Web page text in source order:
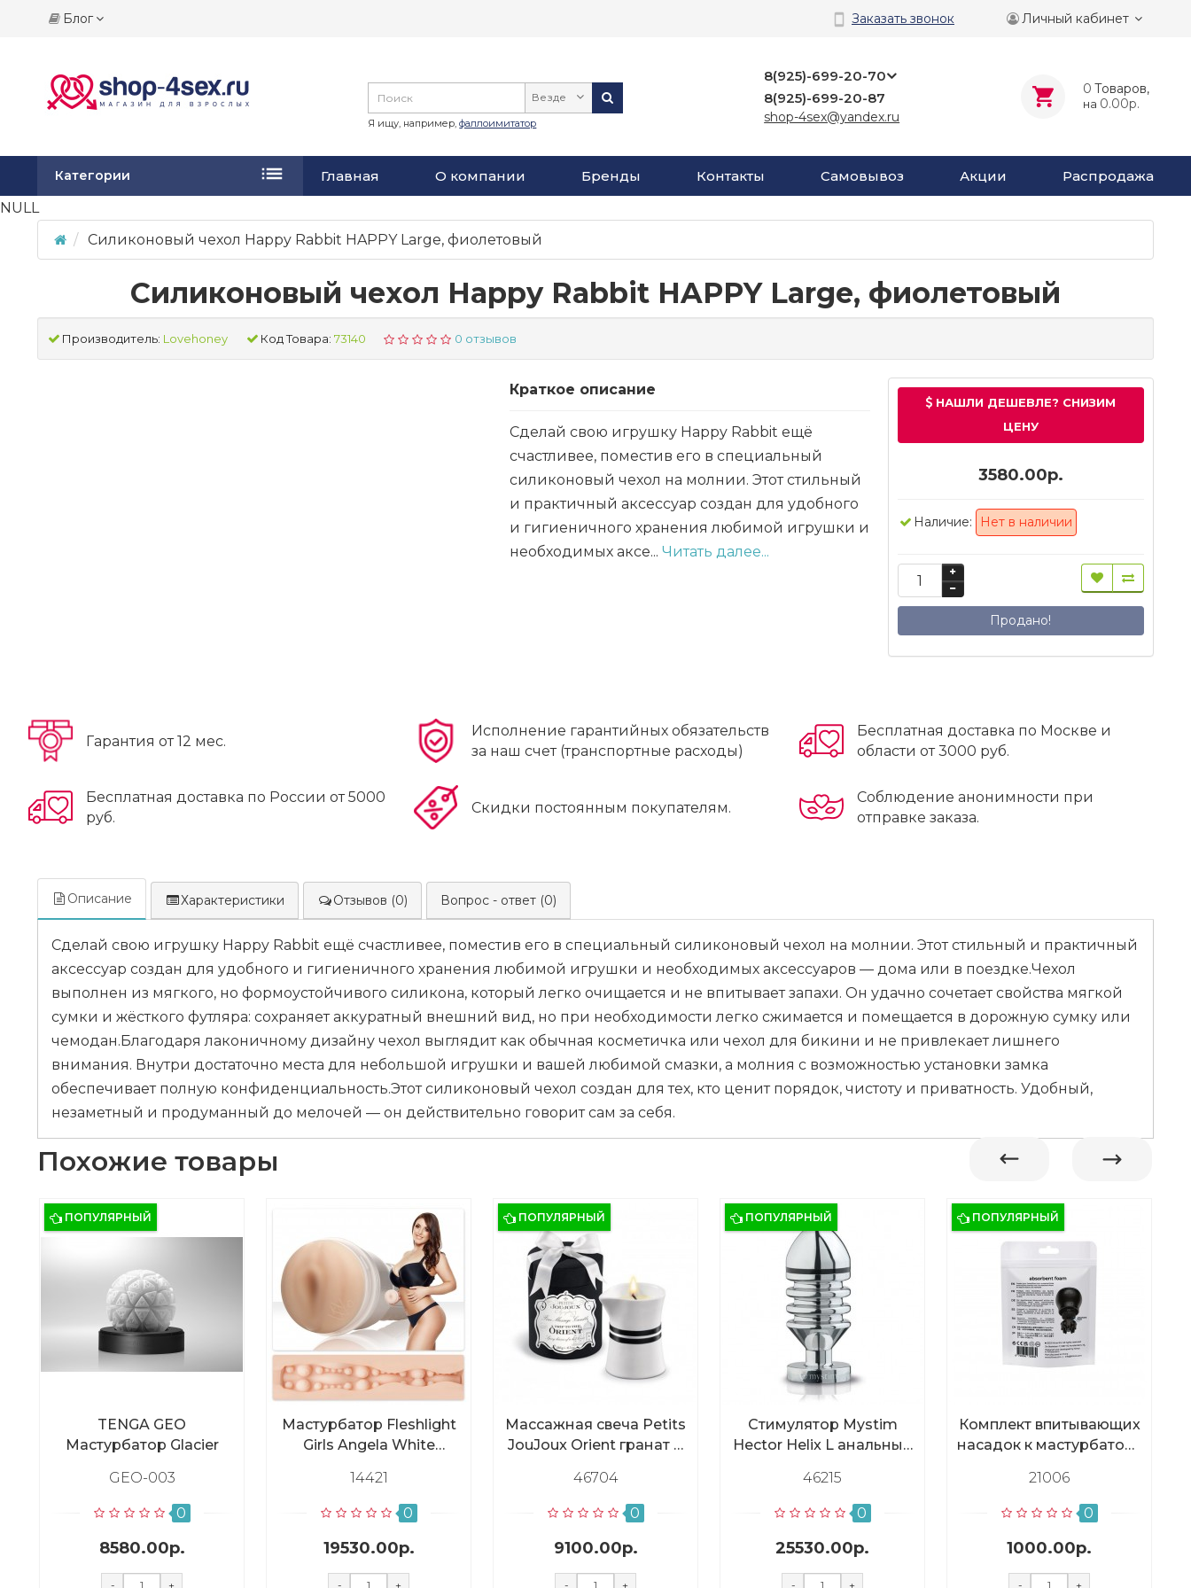
Блог Заказать звонок Личный кабинет
8(925)-699-20-70
8(925)-699-20-87
shop-4sex@yandex.ru
0 Tоваров,
на 0.00р.
Везде
Я ищу, например,фаллоимитатор
Главная О компании Бренды Контакты Самовывоз Акции Распродажа
Категории
NULL
Силиконовый чехол Happy Rabbit HAPPY Large, фиолетовый
Силиконовый чехол Happy Rabbit HAPPY Large, фиолетовый
Производитель: Lovehoney Код Товара: 73140 0 отзывов
Краткое описание
Сделай свою игрушку Happy Rabbit ещё
счастливее, поместив его в специальный
силиконовый чехол на молнии. Этот стильный
и практичный аксессуар создан для удобного
и гигиеничного хранения любимой игрушки и
необходимых аксе...Читать далее...
НАШЛИ ДЕШЕВЛЕ? СНИЗИМ
ЦЕНУ
3580.00р.
Наличие: Нет в наличии
Продано!
Гарантия от 12 мес.
Исполнение гарантийных обязательств
за наш счет (транспортные расходы)
Бесплатная доставка по Москве и
области от 3000 руб.
Бесплатная доставка по России от 5000
руб.
Скидки постоянным покупателям.
Соблюдение анонимности при
отправке заказа.
Описание Характеристики Отзывов (0) Вопрос - ответ (0)
Сделай свою игрушку Happy Rabbit ещё счастливее, поместив его в специальный силиконовый чехол на молнии. Этот стильный и практичный
аксессуар создан для удобного и гигиеничного хранения любимой игрушки и необходимых аксессуаров — дома или в поездке.Чехол
выполнен из мягкого, но формоустойчивого силикона, который легко очищается и не впитывает запахи. Он удачно сочетает свойства мягкой
сумки и жёсткого футляра: сохраняет аккуратный внешний вид, но при необходимости легко сжимается и помещается в дорожную сумку или
чемодан.Благодаря лаконичному дизайну чехол выглядит как обычная косметичка или чехол для бикини и не привлекает лишнего
внимания. Внутри достаточно места для небольшой игрушки и вашей любимой смазки, а молния с возможностью установки замка
обеспечивает полную конфиденциальность.Этот силиконовый чехол создан для тех, кто ценит порядок, чистоту и приватность. Удобный,
незаметный и продуманный до мелочей — он действительно говорит сам за себя.
Похожие товары
ПОПУЛЯРНЫЙ
TENGA GEO
Мастурбатор Glacier
GEO-003
0
8580.00р.
- +
Мастурбатор Fleshlight
Girls Angela White
14421
0
19530.00р.
- +
ПОПУЛЯРНЫЙ
Массажная свеча Petits
JouJoux Orient гранат и
46704
0
9100.00р.
- +
ПОПУЛЯРНЫЙ
Стимулятор Mystim
Hector Helix L анальный
приобретается
отдельно)
46215
0
25530.00р.
- +
ПОПУЛЯРНЫЙ
Комплект впитывающих
насадок к мастурбатору
Absorbent Foam, 5 шт
21006
0
1000.00р.
- +